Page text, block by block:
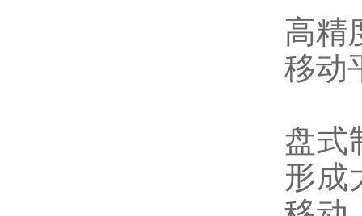
高精
移动
盘式
形成